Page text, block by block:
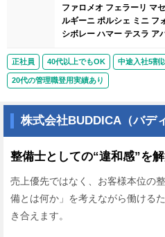
ファロメオ フェラーリ マ
ルギーニ ポルシェ ミニ フ
シボレー ハマー テスラ ア
正社員 40代以上でもOK 中途入社5割
20代の管理職登用実績あり
株式会社BUDDICA（バデ
整備士としての“違和感”を
売上優先ではなく、お客様本位の
備とは何か」を考えながら働ける
き合えます。